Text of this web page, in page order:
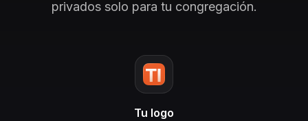
privados solo para tu congregación.
Tu logo